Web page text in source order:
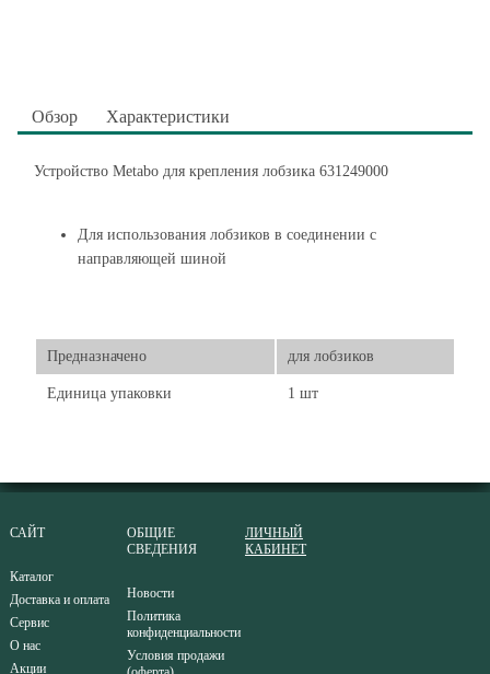
Обзор Характеристики
Устройство Metabo для крепления лобзика 631249000
Для использования лобзиков в соединении с
направляющей шиной
Предназначено для лобзиков
Единица упаковки 1 шт
САЙТ
Каталог
Доставка и оплата
Сервис
О нас
Акции
ОБЩИЕ
СВЕДЕНИЯ
Новости
Политика
конфиденциальности
Условия продажи
ЛИЧНЫЙ
КАБИНЕТ